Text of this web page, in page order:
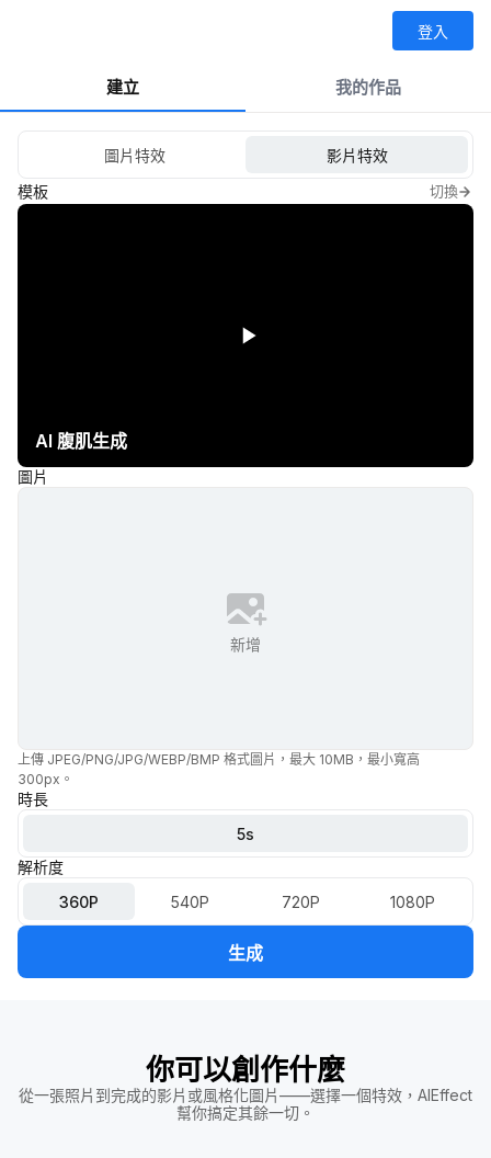
登入
建立 我的作品
圖片特效
影片特效
模板
切換
AI 腹肌生成
圖片
新增
上傳 JPEG/PNG/JPG/WEBP/BMP 格式圖片，最大 10MB，最小寬高
300px。
時長
5s
解析度
360P
540P 720P 1080P
生成
你可以創作什麼
從一張照片到完成的影片或風格化圖片——選擇一個特效，AIEffect
幫你搞定其餘一切。